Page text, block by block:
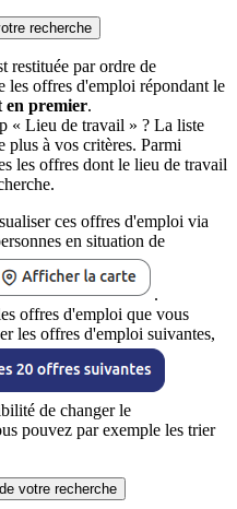
recherche
restituée par ordre de
les offres d'emploi répondant le
en premier.
« Lieu de travail » ? La liste
plus à vos critères. Parmi
les offres dont le lieu de travail
ces offres d'emploi via
en situation de
.
offres d'emploi que vous
les offres d'emploi suivantes,
de changer le
pouvez par exemple les trier
votre recherche